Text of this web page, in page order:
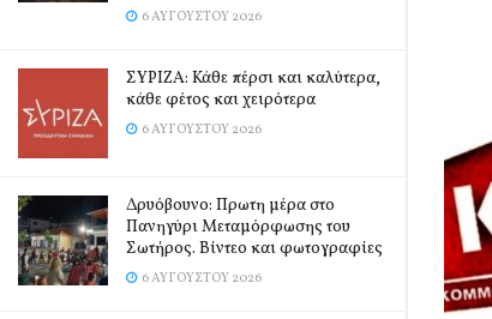
6 ΑΥΓΟΎΣΤΟΥ 2026
ΣΥΡΙΖΑ: Κάθε πέρσι και καλύτερα,
κάθε φέτος και χειρότερα
6 ΑΥΓΟΎΣΤΟΥ 2026
Δρυόβουνο: Πρωτη μέρα στο
Πανηγύρι Μεταμόρφωσης του
Σωτήρος. Βίντεο και φωτογραφίες
6 ΑΥΓΟΎΣΤΟΥ 2026